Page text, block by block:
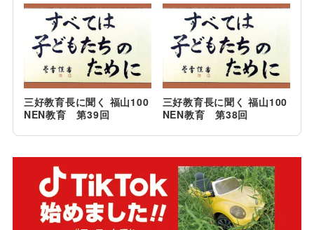
三好教育長に聞く 福山100
NEN教育 第39回
三好教育長に聞く 福山100
NEN教育 第38回